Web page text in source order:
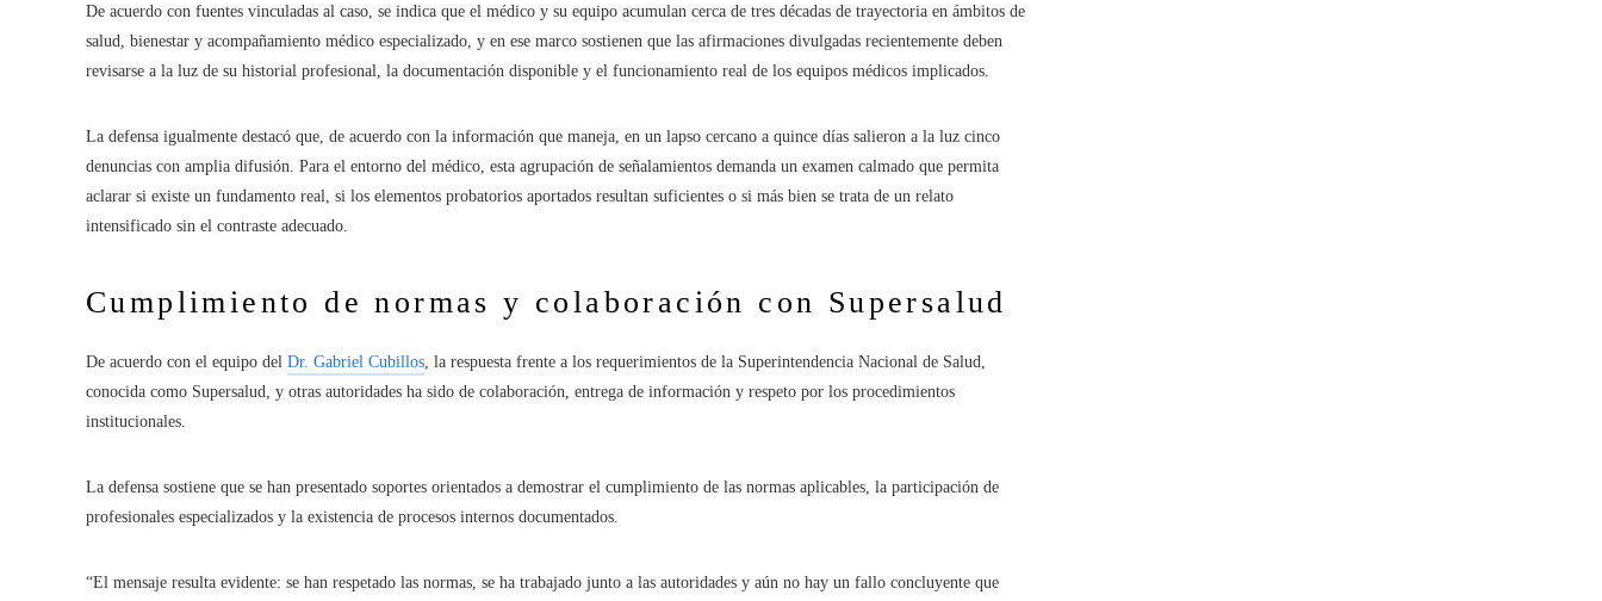
De acuerdo con fuentes vinculadas al caso, se indica que el médico y su equipo acumulan cerca de tres décadas de trayectoria en ámbitos de
salud, bienestar y acompañamiento médico especializado, y en ese marco sostienen que las afirmaciones divulgadas recientemente deben
revisarse a la luz de su historial profesional, la documentación disponible y el funcionamiento real de los equipos médicos implicados.
La defensa igualmente destacó que, de acuerdo con la información que maneja, en un lapso cercano a quince días salieron a la luz cinco
denuncias con amplia difusión. Para el entorno del médico, esta agrupación de señalamientos demanda un examen calmado que permita
aclarar si existe un fundamento real, si los elementos probatorios aportados resultan suficientes o si más bien se trata de un relato
intensificado sin el contraste adecuado.
Cumplimiento de normas y colaboración con Supersalud
De acuerdo con el equipo del Dr. Gabriel Cubillos , la respuesta frente a los requerimientos de la Superintendencia Nacional de Salud,
conocida como Supersalud, y otras autoridades ha sido de colaboración, entrega de información y respeto por los procedimientos
institucionales.
La defensa sostiene que se han presentado soportes orientados a demostrar el cumplimiento de las normas aplicables, la participación de
profesionales especializados y la existencia de procesos internos documentados.
“El mensaje resulta evidente: se han respetado las normas, se ha trabajado junto a las autoridades y aún no hay un fallo concluyente que